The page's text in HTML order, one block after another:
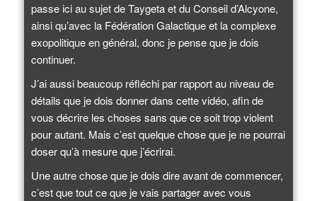
passe ici au sujet de Taygeta et du Conseil d’Alcyone,
ainsi qu’avec la Fédération Galactique et la complexe
exopolitique en général, donc je pense que je dois
continuer.
J’ai aussi beaucoup réfléchi par rapport au niveau de
détails que je dois donner dans cette vidéo, afin de
vous décrire les choses sans que ce soit trop violent
pour autant. Mais c’est quelque chose que je ne pourrai
doser qu’à mesure que j’écrirai.
Une autre chose que je dois dire avant de commencer,
c’est que tout ce que je vais partager avec vous